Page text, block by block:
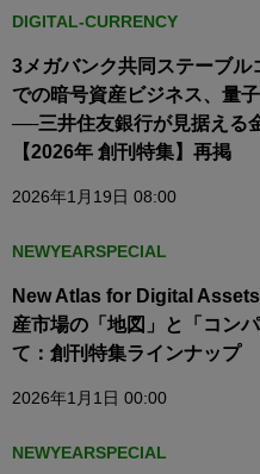
DIGITAL-CURRENCY
3メガバンク共同ステーブル
での暗号資産ビジネス、量
──三井住友銀行が見据える
【2026年 創刊特集】再掲
2026年1月19日 08:00
NEWYEARSPECIAL
New Atlas for Digital
産市場の「地図」と「コン
て：創刊特集ラインナップ
2026年1月1日 00:00
NEWYEARSPECIAL